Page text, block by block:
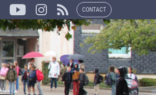
CONTACT